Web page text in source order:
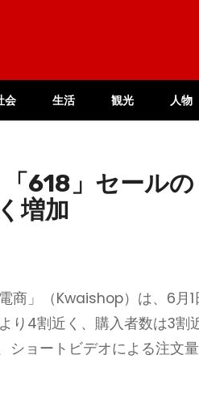
会 生活 観光 人物
618」セールの
増加
商」（Kwaishop）は、6月
り4割近く、購入者数は3割
ョートビデオによる注文